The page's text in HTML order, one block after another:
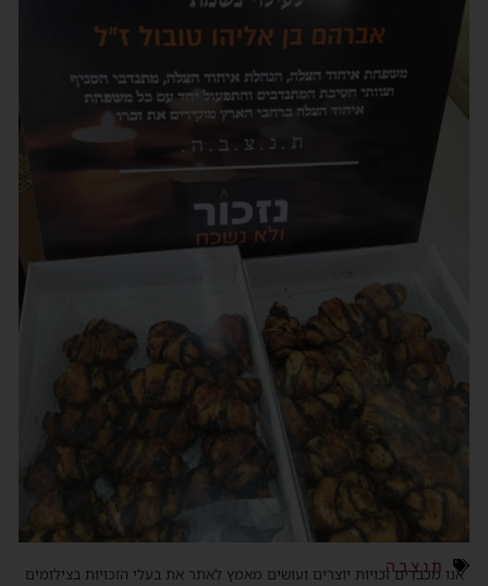
ת.נ.צ.ב.ה.
אנו מכבדים זכויות יוצרים ועושים מאמץ לאתר את בעלי הזכויות בצילומים